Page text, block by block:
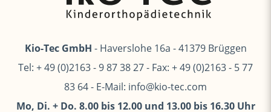
Kio-Tec GmbH - Haverslohe 16a - 41379 Brüggen
Tel: + 49 (0)2163 - 9 87 38 27- Fax: + 49 (0)2163 - 5 77
83 64- E-Mail: info@kio-tec.com
Mo, Di. + Do. 8.00 bis 12.00 und 13.00 bis 16.30 Uhr